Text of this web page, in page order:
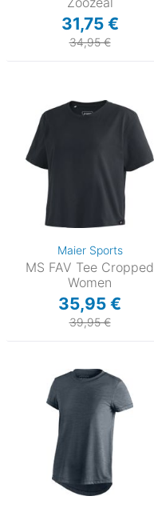
31,75 €
34,95 €
Maier Sports
MS FAV Tee Cropped
Women
35,95 €
39,95 €